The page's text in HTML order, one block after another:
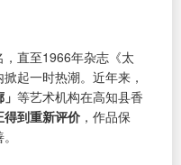
直至1966年杂志《太
起一时热潮。近年来，
等艺术机构在高知县香
到重新评价 ，作品保